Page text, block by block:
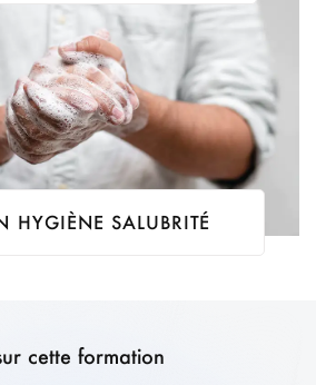
HYGIÈNE SALUBRITÉ
est obligatoire pour la pratique
du tatouage, et du piercing.
cette formation